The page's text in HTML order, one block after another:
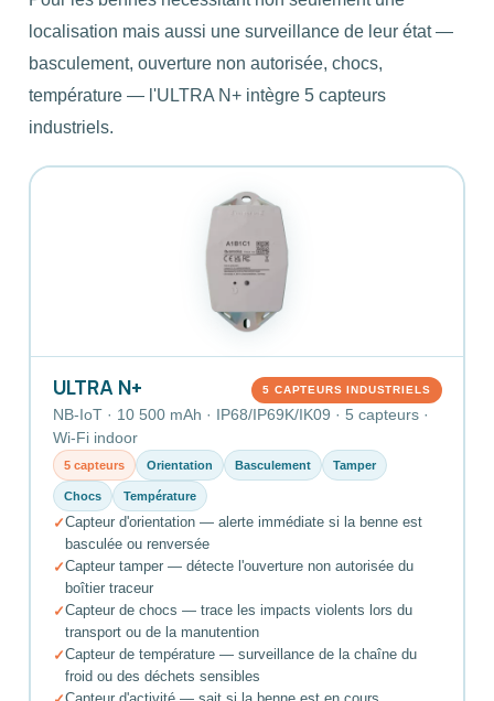
localisation mais aussi une surveillance de leur état —
basculement, ouverture non autorisée, chocs,
température — l'ULTRA N+ intègre 5 capteurs
industriels.
ULTRA N+ 5 CAPTEURS INDUSTRIELS
NB-IoT · 10 500 mAh · IP68/IP69K/IK09 · 5 capteurs ·
Wi-Fi indoor
5 capteurs Orientation Basculement Tamper
Chocs Température
Capteur d'orientation — alerte immédiate si la benne est
basculée ou renversée
Capteur tamper — détecte l'ouverture non autorisée du
boîtier traceur
Capteur de chocs — trace les impacts violents lors du
transport ou de la manutention
Capteur de température — surveillance de la chaîne du
froid ou des déchets sensibles